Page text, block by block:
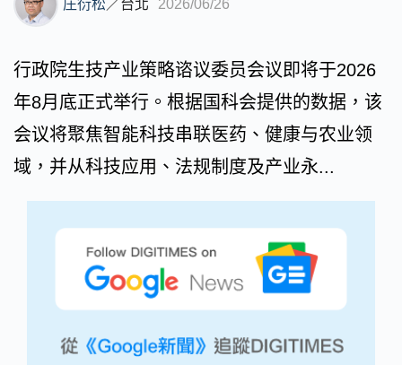
庄衍松／台北 2026/06/26
行政院生技产业策略谘议委员会议即将于2026
年8月底正式举行。根据国科会提供的数据，该
会议将聚焦智能科技串联医药、健康与农业领
域，并从科技应用、法规制度及产业永...